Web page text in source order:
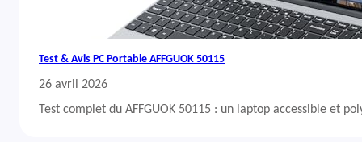
Test & Avis PC Portable AFFGUOK 50115
26 avril 2026
Test complet du AFFGUOK 50115 : un laptop accessible